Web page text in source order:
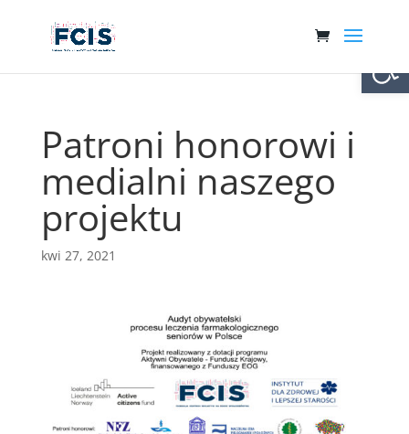
Patroni honorowi i
medialni naszego
projektu
kwi 27, 2021